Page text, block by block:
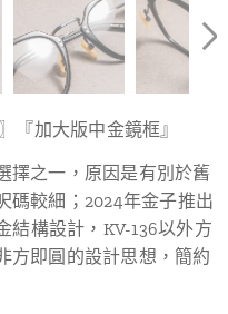
『加大版中金鏡框』
擇之一，原因是有別於舊
碼較細；2024年金子推出
結構設計，KV-136以外方
方即圓的設計思想，簡約